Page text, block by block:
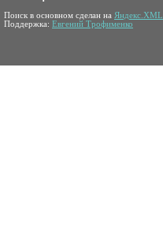
Поиск в основном сделан на Яндекс.XML
Поддержка: Евгений Трофименко